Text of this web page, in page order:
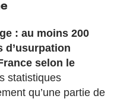
: au moins 200
d’usurpation
selon le
statistiques
qu’une partie de